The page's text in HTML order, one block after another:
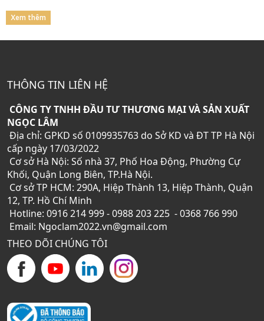
Xem thêm
THÔNG TIN LIÊN HỆ
CÔNG TY TNHH ĐẦU TƯ THƯƠNG MẠI VÀ SẢN XUẤT
NGỌC LÂM
Địa chỉ: GPKD số 0109935763 do Sở KD và ĐT TP Hà Nội
cấp ngày 17/03/2022
Cơ sở Hà Nội: Số nhà 37, Phố Hoa Động, Phường Cự
Khối, Quận Long Biên, TP.Hà Nội.
Cơ sở TP HCM: 290A, Hiệp Thành 13, Hiệp Thành, Quận
12, TP. Hồ Chí Minh
Hotline: 0916 214 999 - 0988 203 225 - 0368 766 990
Email: Ngoclam2022.vn@gmail.com
THEO DÕI CHÚNG TÔI